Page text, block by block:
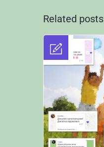
Related posts